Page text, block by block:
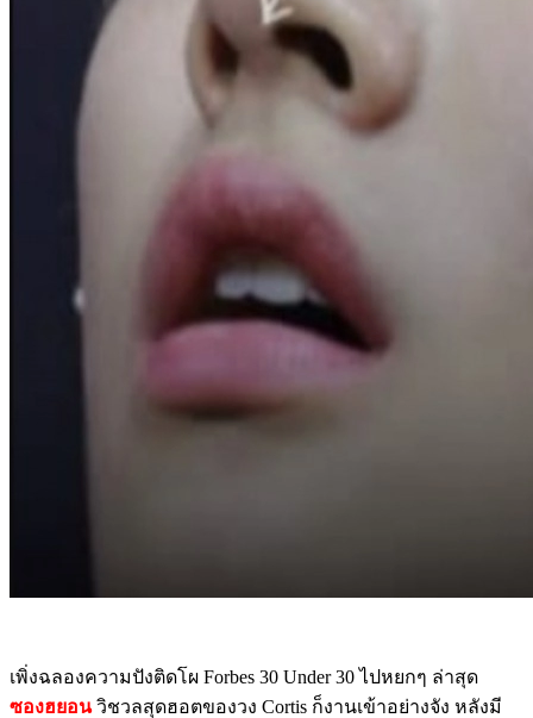
เพิ่งฉลองความปังติดโผ Forbes 30 Under 30 ไปหยกๆ ล่าสุด
ซองฮยอนวิชวลสุดฮอตของวง Cortis ก็งานเข้าอย่างจัง หลังมี